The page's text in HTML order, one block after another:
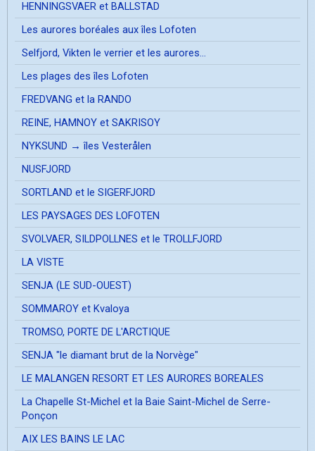
HENNINGSVAER et BALLSTAD
Les aurores boréales aux îles Lofoten
Selfjord, Vikten le verrier et les aurores...
Les plages des îles Lofoten
FREDVANG et la RANDO
REINE, HAMNOY et SAKRISOY
NYKSUND → îles Vesterålen
NUSFJORD
SORTLAND et le SIGERFJORD
LES PAYSAGES DES LOFOTEN
SVOLVAER, SILDPOLLNES et le TROLLFJORD
LA VISTE
SENJA (LE SUD-OUEST)
SOMMAROY et Kvaloya
TROMSO, PORTE DE L'ARCTIQUE
SENJA "le diamant brut de la Norvège"
LE MALANGEN RESORT ET LES AURORES BOREALES
La Chapelle St-Michel et la Baie Saint-Michel de Serre-
Ponçon
AIX LES BAINS LE LAC